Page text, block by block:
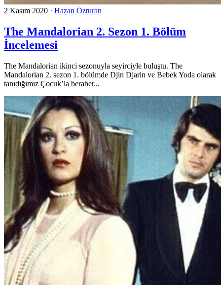
2 Kasım 2020 · Hazan Özturan
The Mandalorian 2. Sezon 1. Bölüm
İncelemesi
The Mandalorian ikinci sezonuyla seyirciyle buluştu. The
Mandalorian 2. sezon 1. bölümde Djin Djarin ve Bebek Yoda olarak
tanıdığımız Çocuk’la beraber...